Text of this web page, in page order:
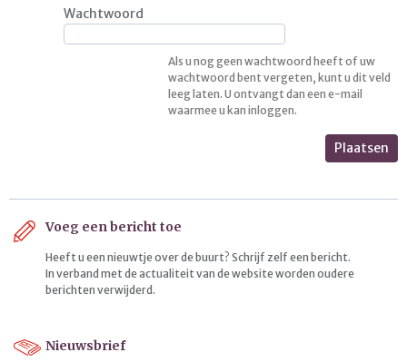
Wachtwoord
Als u nog geen wachtwoord heeft of uw
wachtwoord bent vergeten, kunt u dit veld
leeg laten. U ontvangt dan een e-mail
waarmee u kan inloggen.
Plaatsen
Voeg een bericht toe
Heeft u een nieuwtje over de buurt? Schrijf zelf een bericht.
In verband met de actualiteit van de website worden oudere
berichten verwijderd.
Nieuwsbrief